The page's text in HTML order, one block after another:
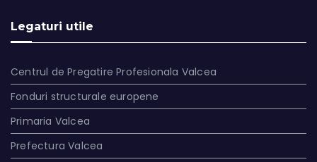
Legaturi utile
Centrul de Pregatire Profesionala Valcea
Fonduri structurale europene
Primaria Valcea
Prefectura Valcea